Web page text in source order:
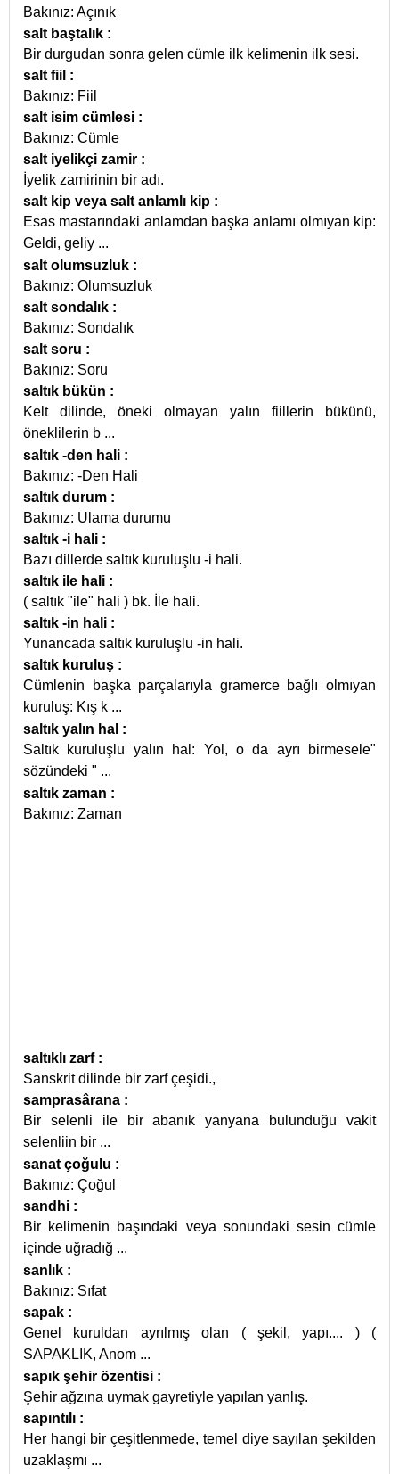
Bakınız: Açınık
salt baştalık :
Bir durgudan sonra gelen cümle ilk kelimenin ilk sesi.
salt fiil :
Bakınız: Fiil
salt isim cümlesi :
Bakınız: Cümle
salt iyelikçi zamir :
İyelik zamirinin bir adı.
salt kip veya salt anlamlı kip :
Esas mastarındaki anlamdan başka anlamı olmıyan kip:
Geldi, geliy ...
salt olumsuzluk :
Bakınız: Olumsuzluk
salt sondalık :
Bakınız: Sondalık
salt soru :
Bakınız: Soru
saltık bükün :
Kelt dilinde, öneki olmayan yalın fiillerin bükünü,
öneklilerin b ...
saltık -den hali :
Bakınız: -Den Hali
saltık durum :
Bakınız: Ulama durumu
saltık -i hali :
Bazı dillerde saltık kuruluşlu -i hali.
saltık ile hali :
( saltık "ile" hali ) bk. İle hali.
saltık -in hali :
Yunancada saltık kuruluşlu -in hali.
saltık kuruluş :
Cümlenin başka parçalarıyla gramerce bağlı olmıyan
kuruluş: Kış k ...
saltık yalın hal :
Saltık kuruluşlu yalın hal: Yol, o da ayrı birmesele"
sözündeki " ...
saltık zaman :
Bakınız: Zaman
saltıklı zarf :
Sanskrit dilinde bir zarf çeşidi.,
samprasârana :
Bir selenli ile bir abanık yanyana bulunduğu vakit
selenliin bir ...
sanat çoğulu :
Bakınız: Çoğul
sandhi :
Bir kelimenin başındaki veya sonundaki sesin cümle
içinde uğradığ ...
sanlık :
Bakınız: Sıfat
sapak :
Genel kuruldan ayrılmış olan ( şekil, yapı.... ) (
SAPAKLIK, Anom ...
sapık şehir özentisi :
Şehir ağzına uymak gayretiyle yapılan yanlış.
sapıntılı :
Her hangi bir çeşitlenmede, temel diye sayılan şekilden
uzaklaşmı ...